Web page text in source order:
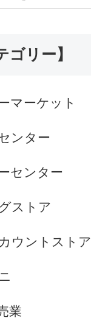
ゴリー】
マーケット
ンター
センター
ストア
ウントストア
業